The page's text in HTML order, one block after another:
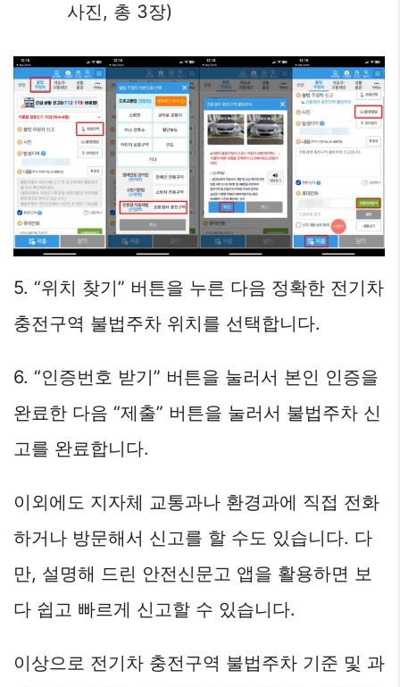
사진, 총 3장)
5. “위치 찾기” 버튼을 누른 다음 정확한 전기차
충전구역 불법주차 위치를 선택합니다.
6. “인증번호 받기” 버튼을 눌러서 본인 인증을
완료한 다음 “제출” 버튼을 눌러서 불법주차 신
고를 완료합니다.
이외에도 지자체 교통과나 환경과에 직접 전화
하거나 방문해서 신고를 할 수도 있습니다. 다
만, 설명해 드린 안전신문고 앱을 활용하면 보
다 쉽고 빠르게 신고할 수 있습니다.
이상으로 전기차 충전구역 불법주차 기준 및 과